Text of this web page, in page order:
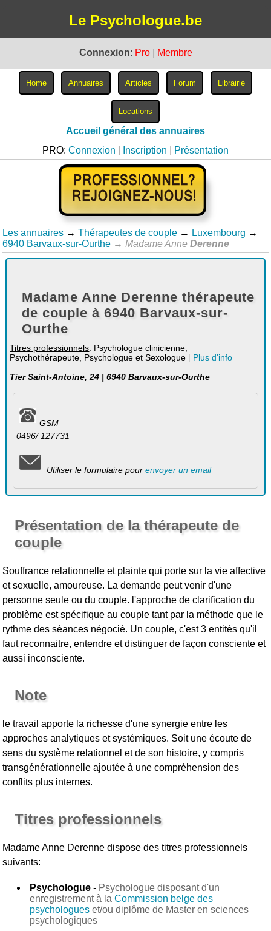
Le Psychologue.be
Connexion: Pro Membre
Accueil général des annuaires
PRO: Connexion Inscription Présentation
Les annuaires → Thérapeutes de couple → Luxembourg →
6940 Barvaux-sur-Ourthe → Madame AnneDerenne
Madame Anne Derenne thérapeute
de couple à 6940 Barvaux-sur-
Ourthe
Titres professionnels: Psychologue clinicienne,
Psychothérapeute, Psychologue et Sexologue | Plus d'info
Tier Saint-Antoine, 24 | 6940 Barvaux-sur-Ourthe
GSM
0496/ 127731
Utiliser le formulaire pour envoyer un email
Présentation de la thérapeute de
couple
Souffrance relationnelle et plainte qui porte sur la vie affective
et sexuelle, amoureuse. La demande peut venir d'une
personne seule ou du couple. l'approche de clarification du
problème est spécifique au couple tant par la méthode que le
rythme des séances négocié. Un couple, c'est 3 entités qu'il
faut reconnaitre, entendre et distinguer de façon consciente et
aussi inconsciente.
Note
le travail apporte la richesse d'une synergie entre les
approches analytiques et systémiques. Soit une écoute de
sens du système relationnel et de son histoire, y compris
transgénérationnelle ajoutée à une compréhension des
conflits plus internes.
Titres professionnels
Madame Anne Derenne dispose des titres professionnels
suivants:
Psychologue - Psychologue disposant d'un
enregistrement à laCommission belge des
psychologues et/ou diplôme de Master en sciences
psychologiques